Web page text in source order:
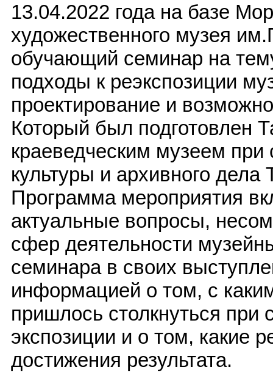
13.04.2022 года на базе
художественного музея
обучающий семинар на
подходы к реэкспозиции
проектирование и
Который был подготовлен
краеведческим музеем при
культуры и архивного
Программа мероприятия
актуальные вопросы,
сфер деятельности
семинара в своих
информацией о том, с
пришлось столкнуться при
экспозиции и о том, какие
достижения результата.